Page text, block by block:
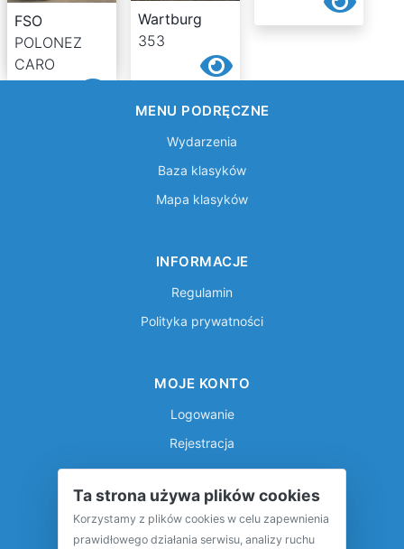
Wartburg
353
Fiat
126p
FSO
POLONEZ
CARO
MENU PODRĘCZNE
Wydarzenia
Baza klasyków
Mapa klasyków
INFORMACJE
Regulamin
Polityka prywatności
MOJE KONTO
Logowanie
Rejestracja
Ta strona używa plików cookies
Korzystamy z plików cookies w celu zapewnienia
prawidłowego działania serwisu, analizy ruchu